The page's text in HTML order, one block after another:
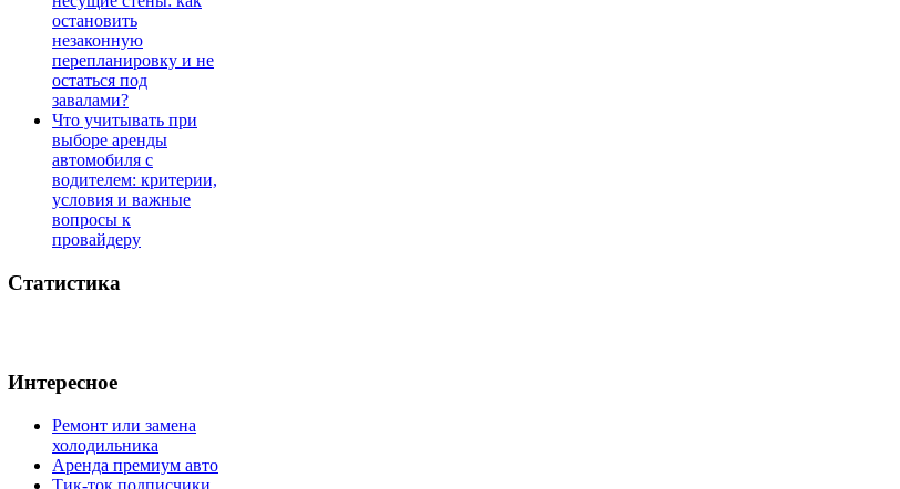
остановить
незаконную
перепланировку и не
остаться под
завалами?
Что учитывать при
выборе аренды
автомобиля с
водителем: критерии,
условия и важные
вопросы к
провайдеру
Статистика
Интересное
Ремонт или замена
холодильника
Аренда премиум авто